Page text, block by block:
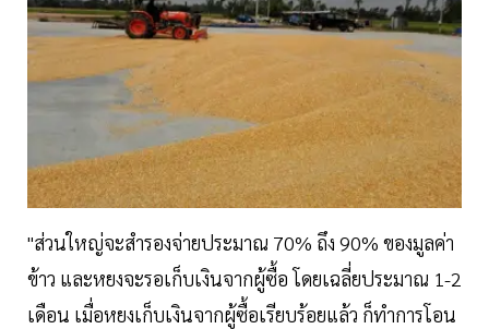
"ส่วนใหญ่จะสำรองจ่ายประมาณ 70% ถึง 90% ของมูลค่า
ข้าว และหยงจะรอเก็บเงินจากผู้ซื้อ โดยเฉลี่ยประมาณ 1-2
เดือน เมื่อหยงเก็บเงินจากผู้ซื้อเรียบร้อยแล้ว ก็ทำการโอน